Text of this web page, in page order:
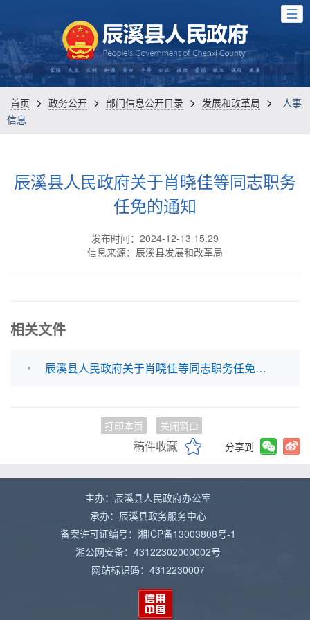
首页 > 政务公开 > 部门信息公开目录 > 发展和改革局 >
人事
信息
辰溪县人民政府关于肖晓佳等同志职务
任免的通知
发布时间：2024-12-13 15:29
信息来源：辰溪县发展和改革局
相关文件
辰溪县人民政府关于肖晓佳等同志职务任免的通知.pdf
打印本页 关闭窗口
稿件收藏 分享到
主办：辰溪县人民政府办公室
承办：辰溪县政务服务中心
备案许可证编号：湘ICP备13003808号-1
湘公网安备：43122302000002号
网站标识码：4312230007